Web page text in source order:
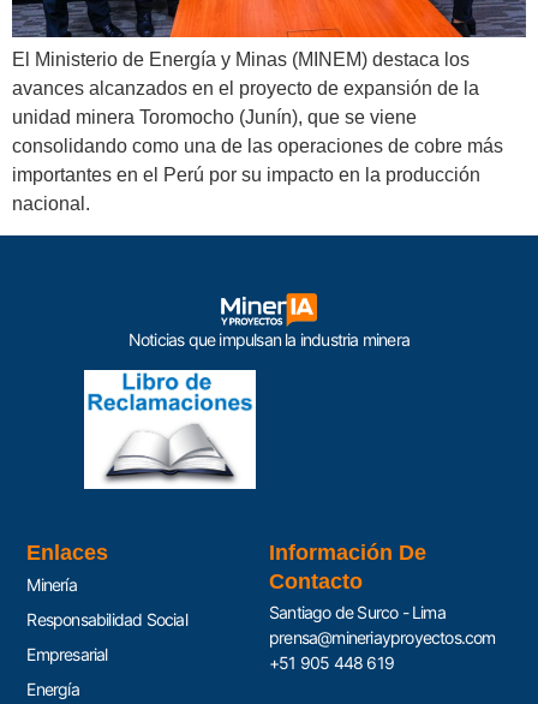
El Ministerio de Energía y Minas (MINEM) destaca los
avances alcanzados en el proyecto de expansión de la
unidad minera Toromocho (Junín), que se viene
consolidando como una de las operaciones de cobre más
importantes en el Perú por su impacto en la producción
nacional.
Noticias que impulsan la industria minera
Enlaces
Minería
Responsabilidad Social
Empresarial
Energía
Información De
Contacto
Santiago de Surco - Lima
prensa@mineriayproyectos.com
+51 905 448 619